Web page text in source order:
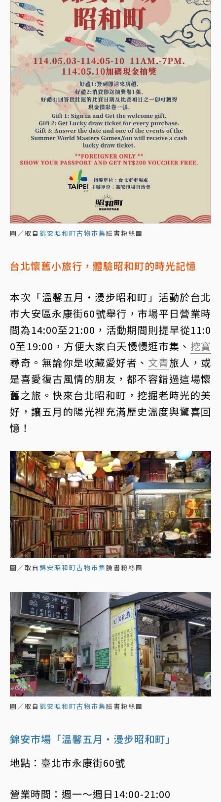
圖／取自 錦安昭和町古物市集臉書粉絲團
台北懷舊小旅行，體驗昭和町的時光記憶
本次「溫馨五月・漫步昭和町」活動於台北
市大安區永康街60號舉行，市場平日營業時
間為14:00至21:00，活動期間則提早從11:0
0至19:00，方便大家白天慢慢逛市集、 挖寶
尋奇。無論你是收藏愛好者、 文青旅人，或
是喜愛復古風情的朋友，都不容錯過這場懷
舊之旅。快來台北昭和町，挖掘老時光的美
好，讓五月的陽光裡充滿歷史溫度與驚喜回
憶！
圖／取自 錦安昭和町古物市集臉書粉絲團
圖／取自 錦安昭和町古物市集臉書粉絲團
錦安市場「溫馨五月・漫步昭和町」
地點：臺北市永康街60號
營業時間：週一～週日14:00-21:00